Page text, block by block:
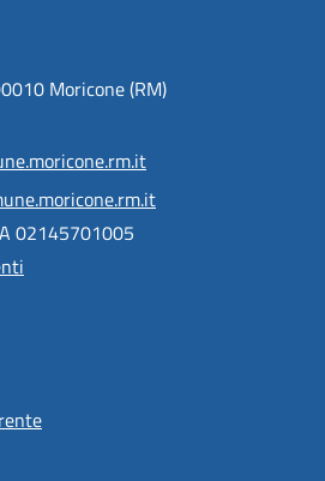
Moricone (RM)
02145701005